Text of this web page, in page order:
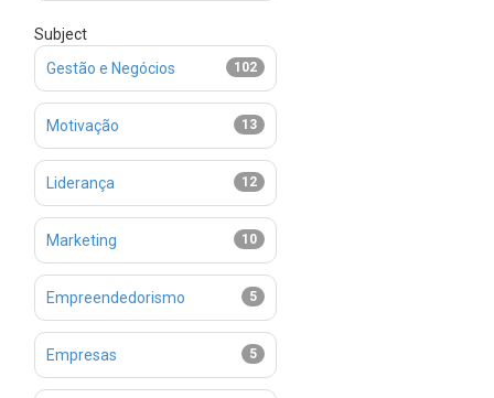
Subject
102
Gestão e Negócios
13
Motivação
12
Liderança
10
Marketing
5
Empreendedorismo
5
Empresas